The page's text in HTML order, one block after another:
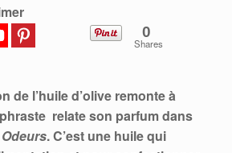
0
Shares
de l’huile d’olive remonte à
relate son parfum dans
. C’est une huile qui